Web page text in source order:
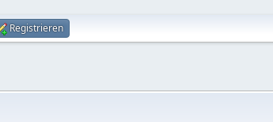
Registrieren